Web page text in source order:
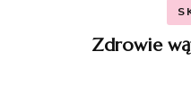
Zdrowie